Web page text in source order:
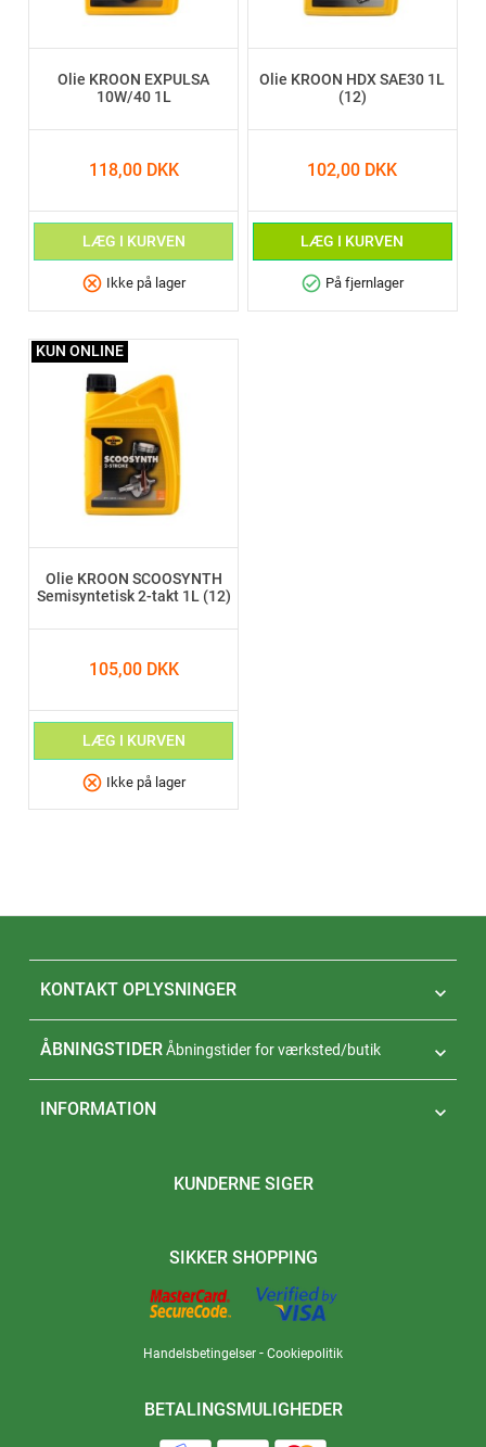
Olie KROON EXPULSA
10W/40 1L
118,00 DKK
LÆG I KURVEN
cancel Ikke på lager
Olie KROON HDX SAE30 1L
(12)
102,00 DKK
LÆG I KURVEN
check_circle På fjernlager
Olie KROON SCOOSYNTH
Semisyntetisk 2-takt 1L (12)
105,00 DKK
LÆG I KURVEN
cancel Ikke på lager
KUN ONLINE
KONTAKT OPLYSNINGER 
ÅBNINGSTIDER 
Åbningstider for værksted/butik
INFORMATION 
KUNDERNE SIGER
SIKKER SHOPPING
Handelsbetingelser - Cookiepolitik
BETALINGSMULIGHEDER